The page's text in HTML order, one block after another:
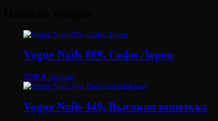
Vogue Nails 899, Софи Лорен
350₽ В корзину
Vogue Nails 149, Высокая шпилька